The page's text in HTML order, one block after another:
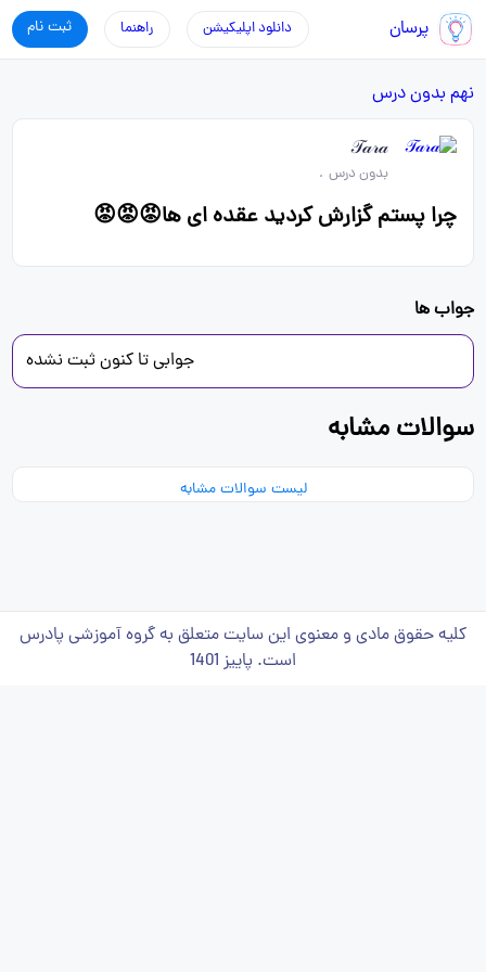
پرسان ثبت نام راهنما دانلود اپلیکیشن
نهم بدون درس
𝒯𝒶𝓇𝒶
بدون درس .
چرا پستم گزارش کردید عقده ای ها😡😡😡
جواب ها
جوابی تا کنون ثبت نشده
سوالات مشابه
لیست سوالات مشابه
کلیه حقوق مادی و معنوی این سایت متعلق به گروه آموزشی پادرس
است. پاییز 1401